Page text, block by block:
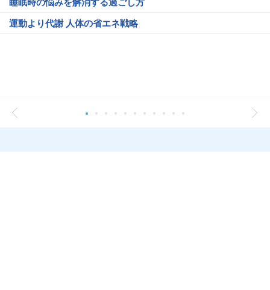
運動より代謝 人体の省エネ戦略